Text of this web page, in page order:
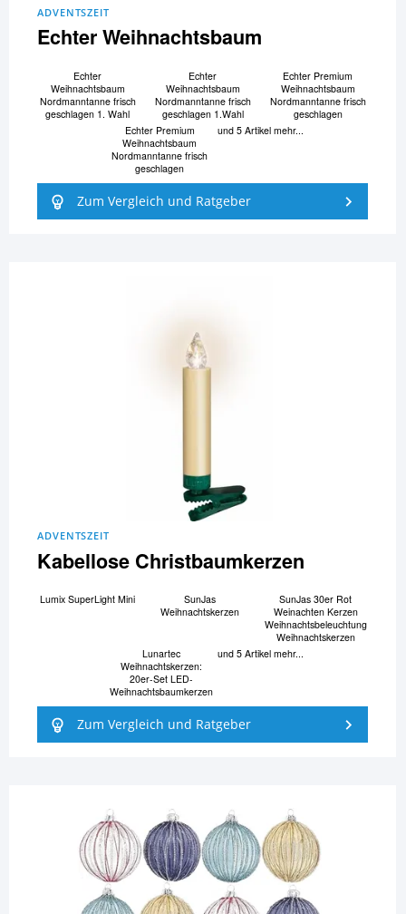
ADVENTSZEIT
Echter Weihnachtsbaum
Echter
Weihnachtsbaum
Nordmanntanne frisch
geschlagen 1. Wahl
Echter
Weihnachtsbaum
Nordmanntanne frisch
geschlagen 1.Wahl
Echter Premium
Weihnachtsbaum
Nordmanntanne frisch
geschlagen
Echter Premium
Weihnachtsbaum
Nordmanntanne frisch
geschlagen
und 5 Artikel mehr...
Zum Vergleich und Ratgeber
ADVENTSZEIT
Kabellose Christbaumkerzen
Lumix SuperLight Mini
SunJas
Weihnachtskerzen
SunJas 30er Rot
Weinachten Kerzen
Weihnachtsbeleuchtung
Weihnachtskerzen
Lunartec
Weihnachtskerzen:
20er-Set LED-
Weihnachtsbaumkerzen
und 5 Artikel mehr...
Zum Vergleich und Ratgeber